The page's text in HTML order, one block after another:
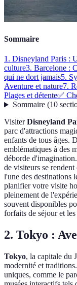
Sommaire
1. Disneyland Paris :
culture3. Barcelone :
qui ne dort jamais5.
Aventure et nature7.
Plages et détente✅
Sommaire(10
VisiterDisneyland
parc d'attractions
enfants de tous âges.
emblématiques à des
déborde
de visiteurs se
l'une des destinations
planifier votre visite
pleinement de
souvent disponibles
forfaits de séjour et
2. Tokyo :
Tokyo, la capitale du
modernité et
uniques, comme le